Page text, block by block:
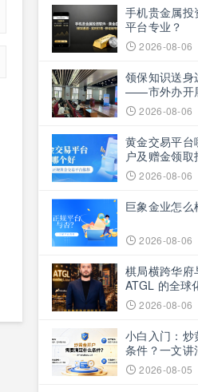
手机贵金属投
平台专业？
2026-08-06
领保知识送身
——市外办开
2026-08-06
黄金交易平台
户及赠金领取
2026-08-06
巨象金业怎么
2026-08-06
棋局横跨华府
ATGL 的全球
2026-08-06
小白入门：炒
条件？一文讲
2026-08-05